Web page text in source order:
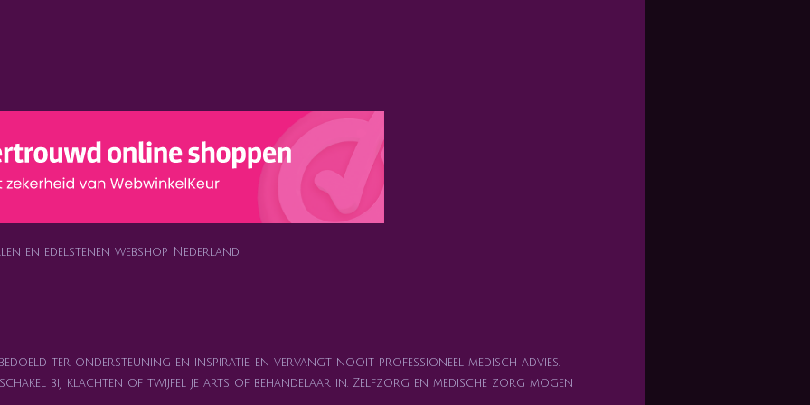
en edelstenen webshop Nederland
ter ondersteuning en inspiratie, en vervangt nooit professioneel medisch advies.
bij klachten of twijfel je arts of behandelaar in. Zelfzorg en medische zorg mogen